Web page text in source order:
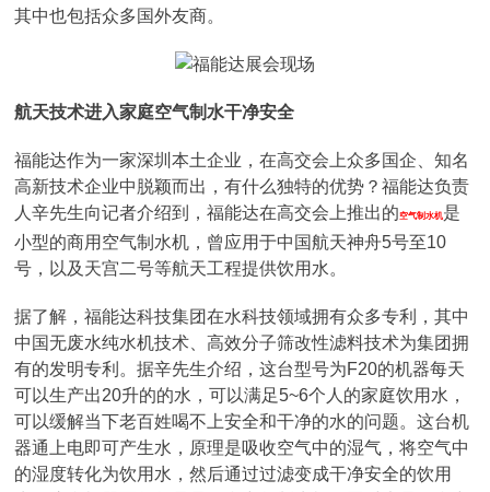
其中也包括众多国外友商。
航天技术进入家庭空气制水干净安全
福能达作为一家深圳本土企业，在高交会上众多国企、知名
高新技术企业中脱颖而出，有什么独特的优势？福能达负责
人辛先生向记者介绍到，福能达在高交会上推出的空气制水机是
小型的商用空气制水机，曾应用于中国航天神舟5号至10
号，以及天宫二号等航天工程提供饮用水。
据了解，福能达科技集团在水科技领域拥有众多专利，其中
中国无废水纯水机技术、高效分子筛改性滤料技术为集团拥
有的发明专利。据辛先生介绍，这台型号为F20的机器每天
可以生产出20升的的水，可以满足5~6个人的家庭饮用水，
可以缓解当下老百姓喝不上安全和干净的水的问题。这台机
器通上电即可产生水，原理是吸收空气中的湿气，将空气中
的湿度转化为饮用水，然后通过过滤变成干净安全的饮用